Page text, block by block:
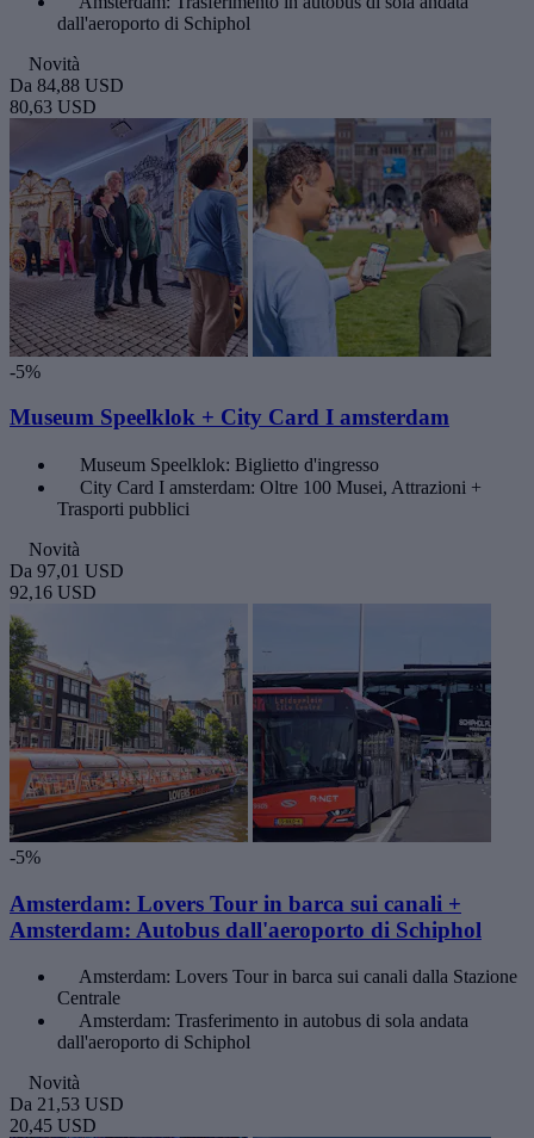
dall'aeroporto di Schiphol
Novità
Da 84,88 USD
80,63 USD
-5%
Museum Speelklok + City Card I amsterdam
Museum Speelklok: Biglietto d'ingresso
City Card I amsterdam: Oltre 100 Musei, Attrazioni +
Trasporti pubblici
Novità
Da 97,01 USD
92,16 USD
-5%
Amsterdam: Lovers Tour in barca sui canali +
Amsterdam: Autobus dall'aeroporto di Schiphol
Amsterdam: Lovers Tour in barca sui canali dalla Stazione
Centrale
Amsterdam: Trasferimento in autobus di sola andata
dall'aeroporto di Schiphol
Novità
Da 21,53 USD
20,45 USD